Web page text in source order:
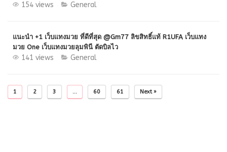
154 views General
แนะนำ +1 เว็บแทงมวย ที่ดีที่สุด @Gm77 ลิขสิทธิ์แท้ R1UFA เว็บแทง
มวย One เว็บแทงมวยลุมพินี ตัดบิลไว
141 views General
1 2 3 … 60 61 Next »